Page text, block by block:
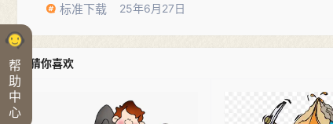
帮
助
中
心
标准下载 25年6月27日
猜你喜欢